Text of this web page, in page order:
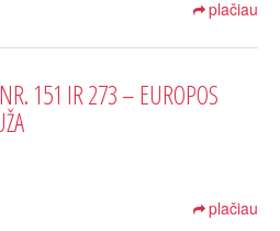
plačiau
151 IR 273 – EUROPOS
plačiau